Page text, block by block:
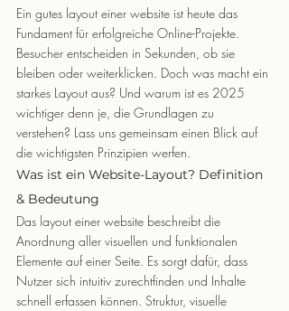
Ein gutes layout einer website ist heute das
Fundament für erfolgreiche Online-Projekte.
Besucher entscheiden in Sekunden, ob sie
bleiben oder weiterklicken. Doch was macht ein
starkes Layout aus? Und warum ist es 2025
wichtiger denn je, die Grundlagen zu
verstehen? Lass uns gemeinsam einen Blick auf
die wichtigsten Prinzipien werfen.
Was ist ein Website-Layout? Definition
& Bedeutung
Das layout einer website beschreibt die
Anordnung aller visuellen und funktionalen
Elemente auf einer Seite. Es sorgt dafür, dass
Nutzer sich intuitiv zurechtfinden und Inhalte
schnell erfassen können. Struktur, visuelle